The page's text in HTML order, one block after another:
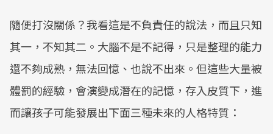
隨便打沒關係？我看這是不負責任的說法，而且只知
其一，不知其二。大腦不是不記得，只是整理的能力
還不夠成熟，無法回憶、也說不出來。但這些大量被
體罰的經驗，會演變成潛在的記憶，存入皮質下，進
而讓孩子可能發展出下面三種未來的人格特質：